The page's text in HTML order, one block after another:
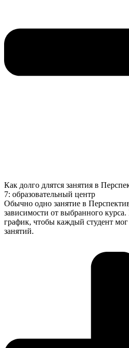
Как долго длятся занятия в
7: образовательный центр
Обычно одно занятие в
зависимости от выбранного
график, чтобы каждый студент
занятий.